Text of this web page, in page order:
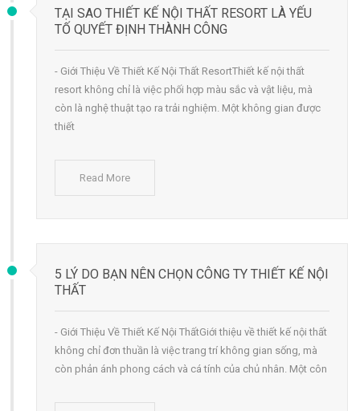
TẠI SAO THIẾT KẾ NỘI THẤT RESORT LÀ YẾU
TỐ QUYẾT ĐỊNH THÀNH CÔNG
- Giới Thiệu Về Thiết Kế Nội Thất ResortThiết kế nội thất
resort không chỉ là việc phối hợp màu sắc và vật liệu, mà
còn là nghệ thuật tạo ra trải nghiệm. Một không gian được
thiết
Read More
5 LÝ DO BẠN NÊN CHỌN CÔNG TY THIẾT KẾ NỘI
THẤT
- Giới Thiệu Về Thiết Kế Nội ThấtGiới thiệu về thiết kế nội thất
không chỉ đơn thuần là việc trang trí không gian sống, mà
còn phản ánh phong cách và cá tính của chủ nhân. Một côn